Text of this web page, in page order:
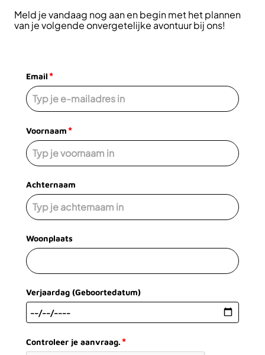
Meld je vandaag nog aan en begin met het plannen
van je volgende onvergetelijke avontuur bij ons!
Email*
Voornaam*
Achternaam
Woonplaats
Verjaardag (Geboortedatum)
Controleer je aanvraag.*